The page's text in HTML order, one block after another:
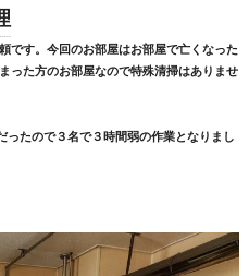
です。今回のお部屋はお部屋で亡くなった
った方のお部屋なので特殊清掃はありませ
ったので３名で３時間弱の作業となりまし